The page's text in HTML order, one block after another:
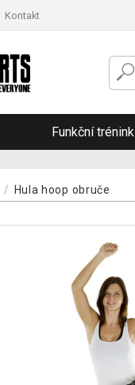
Kontakt
Funkční trénink
Hula hoop obruče